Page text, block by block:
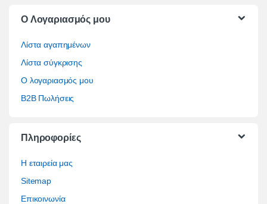
O Λογαριασμός μου
Λίστα αγαπημένων
Λίστα σύγκρισης
Ο λογαριασμός μου
B2B Πωλήσεις
Πληροφορίες
Η εταιρεία μας
Sitemap
Επικοινωνία